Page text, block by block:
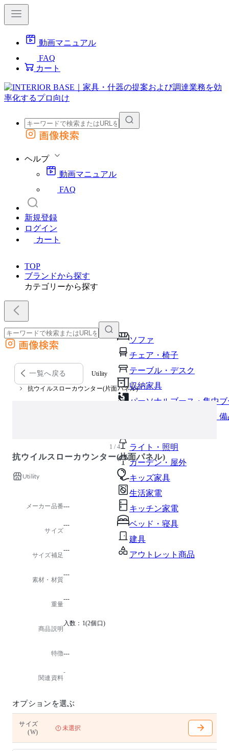
動画マニュアル
FAQ
カート
外部サイトの商品をカートに追加
画像検索
ヘルプ
動画マニュアル
FAQ
新規登録
ログイン
カート
TOP
ブランドから探す
カテゴリーから探す
ソファ
チェア・椅子
テーブル・デスク
収納家具
パーソナルブース・集中
オフィスアクセサリー・
ライト・照明
ガーデン・屋外
キッズ家具
生活家電
キッチン家電
ベッド・寝具
建具
アウトレット商品
外部サイトの商品をカートに追加
他のサイトで見つけた商品ページのURLを貼り付けて、カートに追加できます
画像検索
一覧へ戻る Utility
抗ウイルスローカウンター(片面パネル)
1 / 4
抗ウイルスローカウンター(片面パネル)
Utility
メーカー品番---
サイズ
---
サイズ補足
---
素材・材質
---
重量
---
商品説明
入数：1(2個口)
特徴---
関連資料
-
オプションを選ぶ
サイズ
(W)
未選択